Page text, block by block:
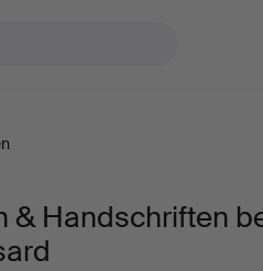
& Handschriften